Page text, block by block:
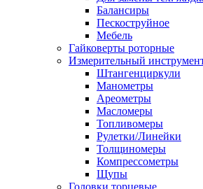
Балансиры
Пескоструйное
Мебель
Гайковерты роторные
Измерительный
Штангенциркули
Манометры
Ареометры
Масломеры
Топливомеры
Рулетки/Линейки
Толщиномеры
Компрессометры
Щупы
Головки торцевые